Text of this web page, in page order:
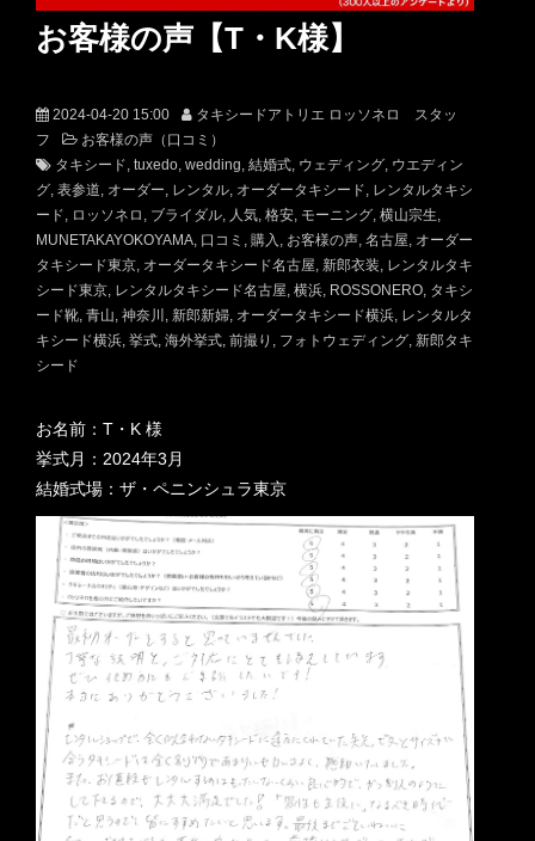
お客様の声【T・K様】
2024-04-20 15:00
タキシードアトリエ ロッソネロ スタッ
フ
お客様の声（口コミ）
タキシード tuxedo wedding 結婚式 ウェディング ウエディン
グ 表参道 オーダー レンタル オーダータキシード レンタルタキシ
ード
ロッソネロ ブライダル 人気 格安 モーニング 横山宗生
MUNETAKAYOKOYAMA 口コミ 購入 お客様の声 名古屋 オーダー
タキシード東京 オーダータキシード名古屋 新郎衣装 レンタルタキ
シード東京 レンタルタキシード名古屋 横浜 ROSSONERO タキシ
ード靴 青山 神奈川 新郎新婦 オーダータキシード横浜 レンタルタ
キシード横浜 挙式 海外挙式 前撮り フォトウェディング 新郎タキ
シード
お名前：T・K 様
挙式月：2024年3月
結婚式場：ザ・ペニンシュラ東京